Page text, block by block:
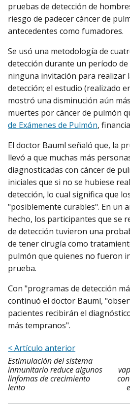
pruebas de detección de
riesgo de padecer cáncer de
antecedentes como fumadores.
Se usó una metodología de
detección durante un período de
ninguna invitación para realizar
detección; el estudio (realizado
mostró una disminución aún
muertes por cáncer de pulmón
de Exámenes de Pulmón,
El doctor Bauml señaló que, la
llevó a que muchas más
diagnosticadas con cáncer de
iniciales que si no se hubiese
detección, lo cual significa que
"posiblemente curables". En un
hecho, los participantes que se
de detección tuvieron una
de tener cirugía como
pulmón que quienes no fueron
prueba.
Con "programas de detección
continuó el doctor Bauml,
pacientes recibirán el
más tempranos".
< Artículo anterior
Estimulación del sistema
inmunitario reduce algunos
linfomas de crecimiento
lento